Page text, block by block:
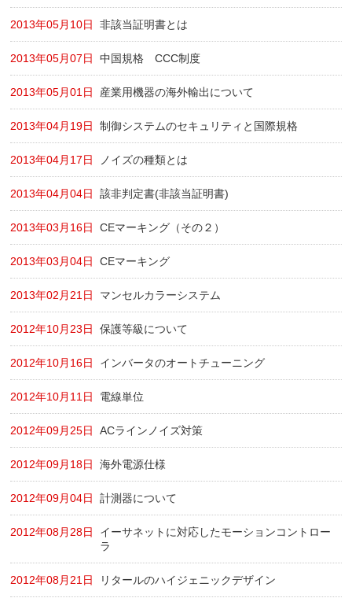
2013年05月10日 非該当証明書とは
2013年05月07日 中国規格 CCC制度
2013年05月01日 産業用機器の海外輸出について
2013年04月19日 制御システムのセキュリティと国際規格
2013年04月17日 ノイズの種類とは
2013年04月04日 該非判定書(非該当証明書)
2013年03月16日 CEマーキング（その２）
2013年03月04日 CEマーキング
2013年02月21日 マンセルカラーシステム
2012年10月23日 保護等級について
2012年10月16日 インバータのオートチューニング
2012年10月11日 電線単位
2012年09月25日 ACラインノイズ対策
2012年09月18日 海外電源仕様
2012年09月04日 計測器について
2012年08月28日
イーサネットに対応したモーションコントロー
ラ
2012年08月21日 リタールのハイジェニックデザイン